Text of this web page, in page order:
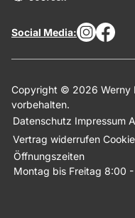
Social Media:
Copyright © 2026 Werny
vorbehalten.
Datenschutz Impressum
Vertrag widerrufen
Öffnungszeiten
Montag bis Freitag 8:00